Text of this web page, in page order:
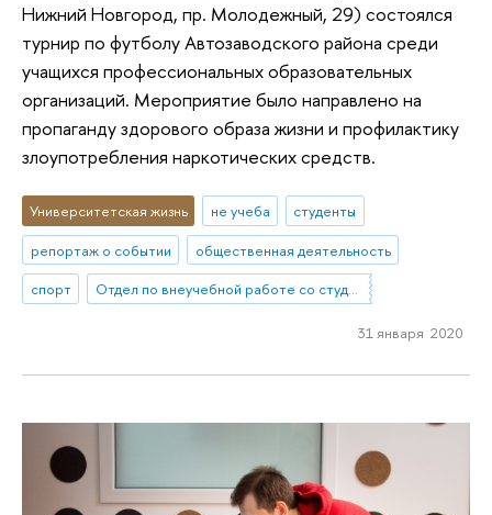
Нижний Новгород, пр. Молодежный, 29) состоялся
турнир по футболу Автозаводского района среди
учащихся профессиональных образовательных
организаций. Мероприятие было направлено на
пропаганду здорового образа жизни и профилактику
злоупотребления наркотических средств.
Университетская жизнь не учеба
студенты
репортаж о событии
общественная деятельность
спорт
Отдел по внеучебной работе со студентами (Нижний Новгород)
31 января 2020